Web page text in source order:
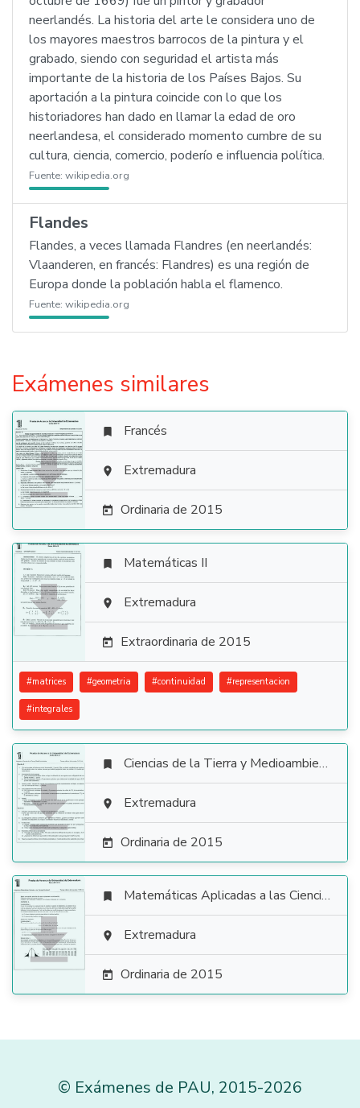
neerlandés. La historia del arte le considera uno de
los mayores maestros barrocos de la pintura y el
grabado, siendo con seguridad el artista más
importante de la historia de los Países Bajos. Su
aportación a la pintura coincide con lo que los
historiadores han dado en llamar la edad de oro
neerlandesa, el considerado momento cumbre de su
cultura, ciencia, comercio, poderío e influencia política.
Fuente: wikipedia.org
Flandes
Flandes, a veces llamada Flandres (en neerlandés:
Vlaanderen, en francés: Flandres) es una región de
Europa donde la población habla el flamenco.
Fuente: wikipedia.org
Exámenes similares

 Francés
 Extremadura
 Ordinaria de 2015

 Matemáticas II
 Extremadura
 Extraordinaria de 2015
#matrices #geometria #continuidad #representacion
#integrales

 Ciencias de la Tierra y Medioambientales
 Extremadura
 Ordinaria de 2015

 Matemáticas Aplicadas a las Ciencias Sociales
 Extremadura
 Ordinaria de 2015
© Exámenes de PAU, 2015-2026